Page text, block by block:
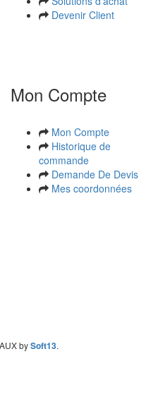
Devenir Client
Mon Compte
Mon Compte
Historique de
commande
Demande De Devis
Mes coordonnées
bySoft13.